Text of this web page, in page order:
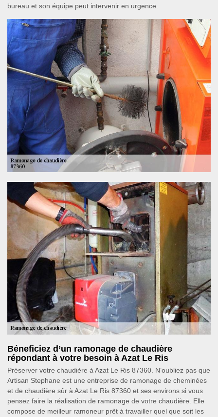
bureau et son équipe peut intervenir en urgence.
Béneficiez d’un ramonage de chaudière
répondant à votre besoin à Azat Le Ris
Préserver votre chaudière à Azat Le Ris 87360. N’oubliez pas que
Artisan Stephane est une entreprise de ramonage de cheminées
et de chaudière sûr à Azat Le Ris 87360 et ses environs si vous
pensez faire la réalisation de ramonage de votre chaudière. Elle
compose de meilleur ramoneur prêt à travailler quel que soit les